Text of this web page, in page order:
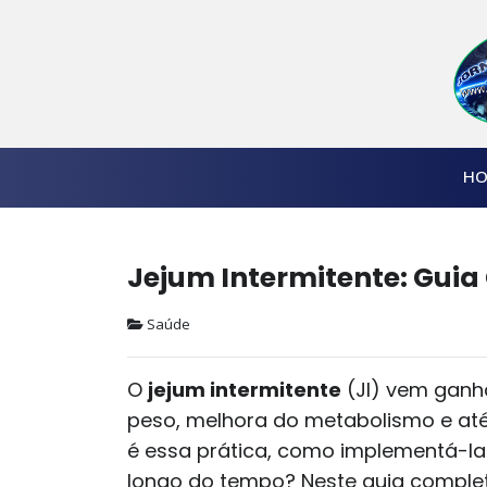
Jejum Intermitente:
Saúde
O jejum intermitente (JI) vem
peso, melhora do metabolismo e
é essa prática, como implementá-
longo do tempo? Neste guia